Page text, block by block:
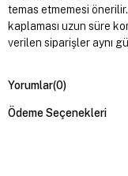
temas etmemesi
kaplaması uzun süre
verilen siparişler aynı
Yorumlar(0)
Ödeme Seçenekleri